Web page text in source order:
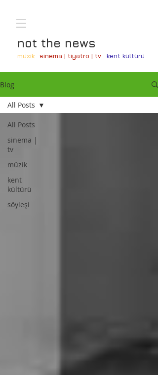
not the news
müzik sinema | tiyatro | tv kent kültürü
Blog
All Posts
sinema |
tv
müzik
kent
kültürü
söyleşi
All Posts